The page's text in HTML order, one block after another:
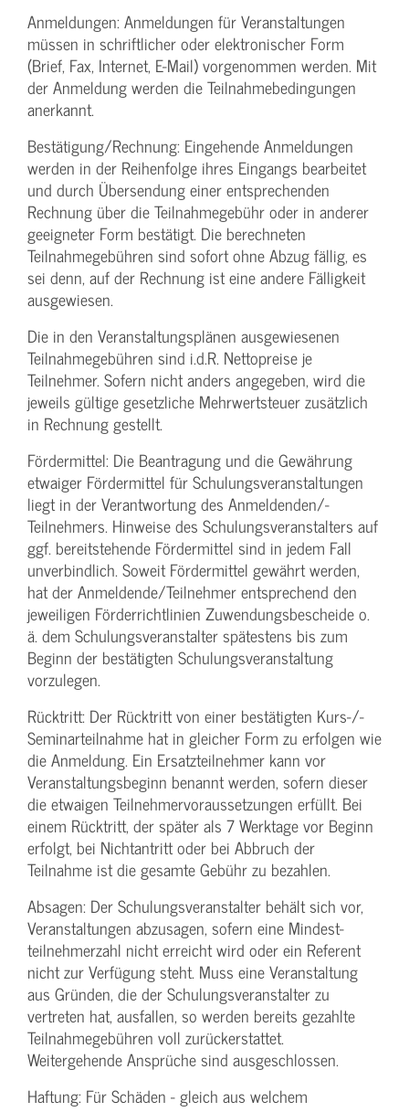
Anmeldungen: Anmeldungen für Veranstaltungen
müssen in schriftlicher oder elektronischer Form
(Brief, Fax, Internet, E-Mail) vorgenommen werden. Mit
der Anmeldung werden die Teilnahme­bedingungen
anerkannt.
Bestätigung­/Rechnung: Eingehende Anmeldungen
werden in der Reihenfolge ihres Eingangs bearbeitet
und durch Übersendung einer entsprechenden
Rechnung über die Teilnahmegebühr oder in anderer
geeigneter Form bestätigt. Die berechneten
Teilnahmegebühren sind sofort ohne Abzug fällig, es
sei denn, auf der Rechnung ist eine andere Fälligkeit
ausgewiesen.
Die in den Veranstaltungsplänen ausgewiesenen
Teilnahmegebühren sind i.d.R. Nettopreise je
Teilnehmer. Sofern nicht anders angegeben, wird die
jeweils gültige gesetzliche Mehrwertsteuer zusätzlich
in Rechnung gestellt.
Fördermittel: Die Beantragung und die Gewährung
etwaiger Fördermittel für Schulungs­veranstaltungen
liegt in der Verantwortung des Anmeldenden/­
Teilnehmers. Hinweise des Schulungs­veranstalters auf
ggf. bereitstehende Fördermittel sind in jedem Fall
unverbindlich. Soweit Fördermittel gewährt werden,
hat der Anmeldende/­Teilnehmer entsprechend den
jeweiligen Förderrichtlinien Zuwendungs­bescheide o.
ä. dem Schulungs­veranstalter spätestens bis zum
Beginn der bestätigten Schulungs­veranstaltung
vorzulegen.
Rücktritt: Der Rücktritt von einer bestätigten Kurs-/­
Seminarteilnahme hat in gleicher Form zu erfolgen wie
die Anmeldung. Ein Ersatzteilnehmer kann vor
Veranstaltungs­beginn benannt werden, sofern dieser
die etwaigen Teilnehmer­voraussetzungen erfüllt. Bei
einem Rücktritt, der später als 7 Werktage vor Beginn
erfolgt, bei Nichtantritt oder bei Abbruch der
Teilnahme ist die gesamte Gebühr zu bezahlen.
Absagen: Der Schulungs­veranstalter behält sich vor,
Veranstaltungen abzusagen, sofern eine Mindest­
teilnehmerzahl nicht erreicht wird oder ein Referent
nicht zur Verfügung steht. Muss eine Veranstaltung
aus Gründen, die der Schulungs­veranstalter zu
vertreten hat, ausfallen, so werden bereits gezahlte
Teilnahme­gebühren voll zurückerstattet.
Weitergehende Ansprüche sind ausgeschlossen.
Haftung: Für Schäden - gleich aus welchem